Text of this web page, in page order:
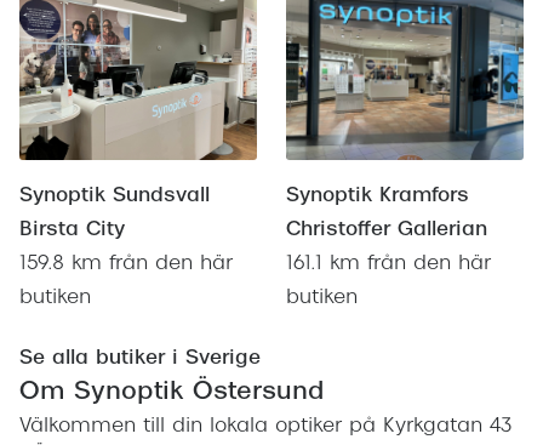
Synoptik Sundsvall
Birsta City
159.8 km från den här
butiken
Synoptik Kramfors
Christoffer Gallerian
161.1 km från den här
butiken
Se alla butiker i Sverige
Om Synoptik Östersund
Välkommen till din lokala optiker på Kyrkgatan 43